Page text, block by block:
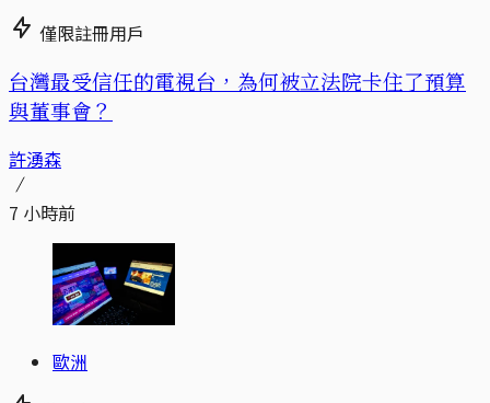
僅限註冊用戶
台灣最受信任的電視台，為何被立法院卡住了預算
與董事會？
許湧森
7 小時前
歐洲